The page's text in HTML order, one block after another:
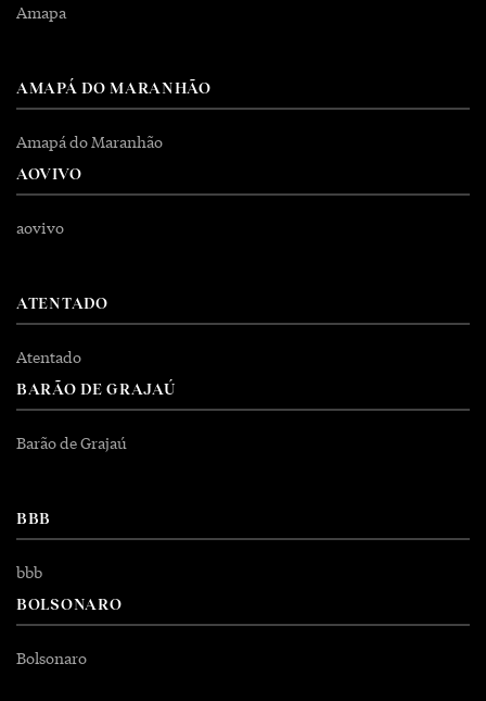
Amapa
AMAPÁ DO MARANHÃO
Amapá do Maranhão
AOVIVO
aovivo
ATENTADO
Atentado
BARÃO DE GRAJAÚ
Barão de Grajaú
BBB
bbb
BOLSONARO
Bolsonaro